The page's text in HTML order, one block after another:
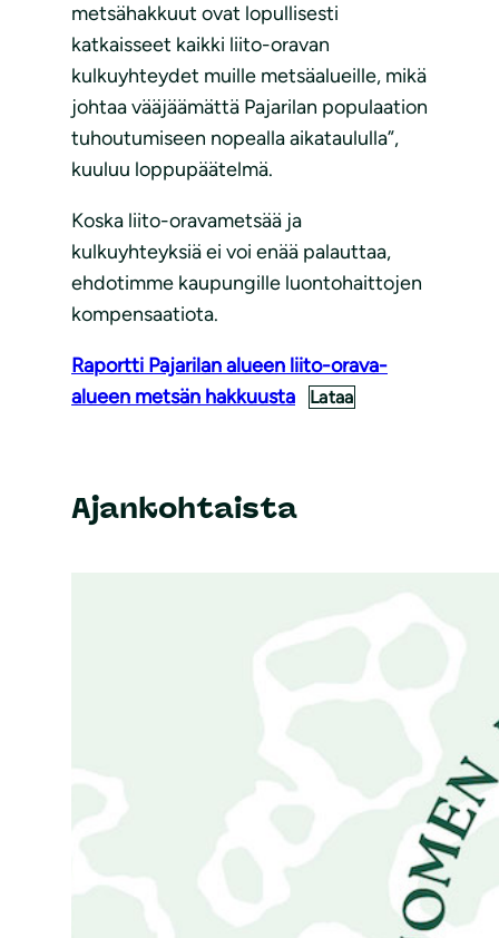
metsähakkuut ovat lopullisesti
katkaisseet kaikki liito-oravan
kulkuyhteydet muille metsäalueille, mikä
johtaa vääjäämättä Pajarilan populaation
tuhoutumiseen nopealla aikataululla”,
kuuluu loppupäätelmä.
Koska liito-oravametsää ja
kulkuyhteyksiä ei voi enää palauttaa,
ehdotimme kaupungille luontohaittojen
kompensaatiota.
Raportti Pajarilan alueen liito-orava-
alueen metsän hakkuusta
Lataa
Ajankohtaista